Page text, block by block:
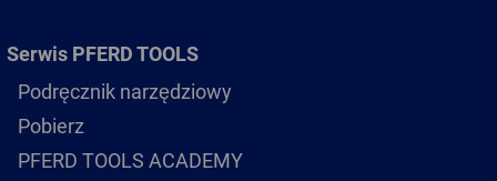
Serwis PFERD TOOLS
Podręcznik narzędziowy
Pobierz
PFERD TOOLS ACADEMY